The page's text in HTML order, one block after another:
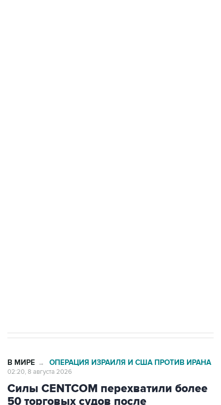
В МИРЕ → ОПЕРАЦИЯ ИЗРАИЛЯ И США ПРОТИВ ИРАНА
02:20, 8 августа 2026
Силы CENTCOM перехватили более
50 торговых судов после